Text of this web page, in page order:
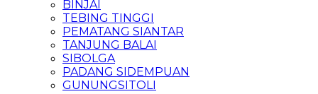
BINJAI
TEBING TINGGI
PEMATANG SIANTAR
TANJUNG BALAI
SIBOLGA
PADANG SIDEMPUAN
GUNUNGSITOLI